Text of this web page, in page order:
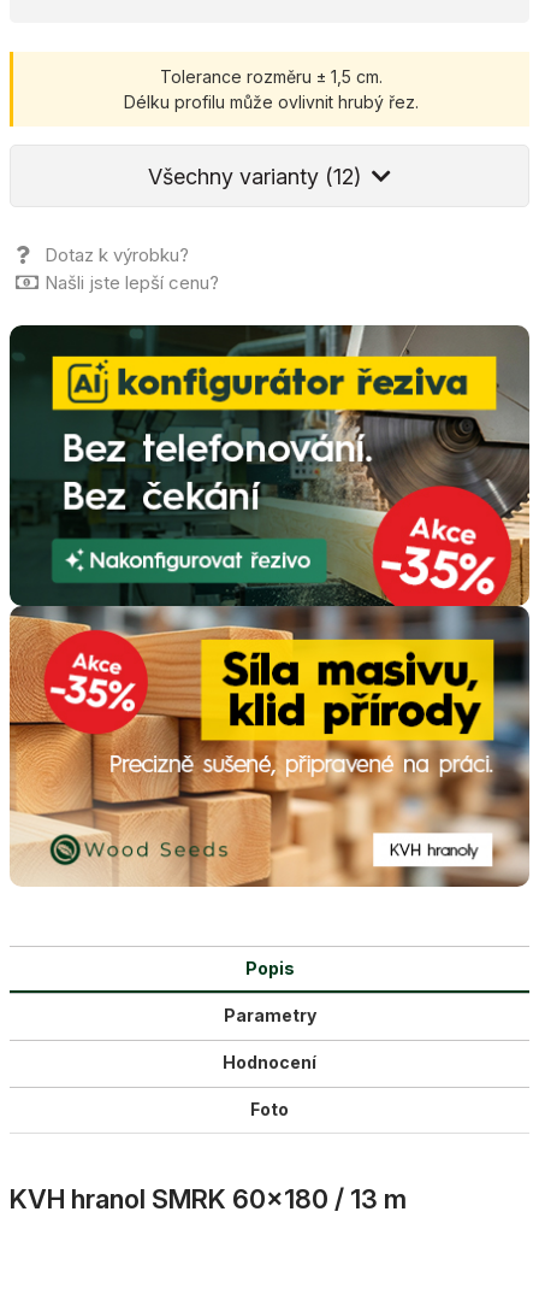
Tolerance rozměru ± 1,5 cm.
Délku profilu může ovlivnit hrubý řez.
Všechny varianty (12)
Dotaz k výrobku?
Našli jste lepší cenu?
Popis
Parametry
Hodnocení
Foto
KVH hranol SMRK 60×180 / 13 m